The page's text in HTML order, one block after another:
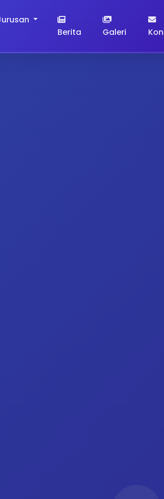
Berita
Galeri